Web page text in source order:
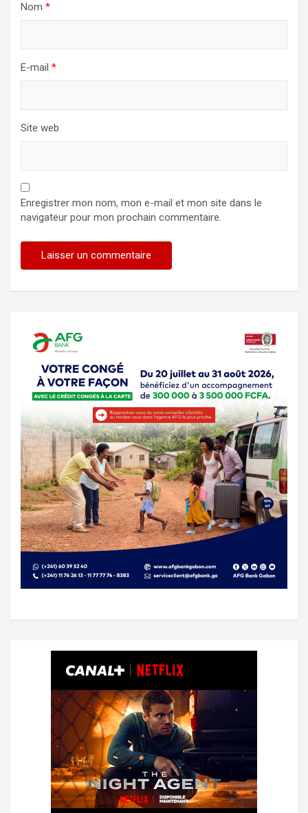
Nom *
E-mail *
Site web
Enregistrer mon nom, mon e-mail et mon site dans le
navigateur pour mon prochain commentaire.